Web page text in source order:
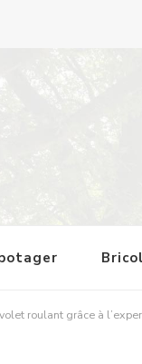
roulant grâce à